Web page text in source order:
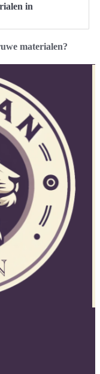
in
materialen?